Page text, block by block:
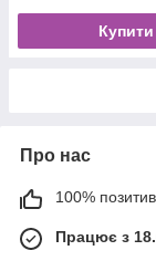
Купити
Про нас
100%
Працює з